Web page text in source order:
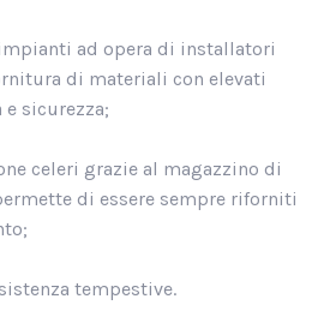
ad opera di installatori
di materiali con elevati
sicurezza;
celeri grazie al magazzino di
di essere sempre riforniti
tempestive.